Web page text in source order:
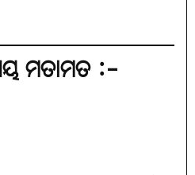
ମତାମତ :-